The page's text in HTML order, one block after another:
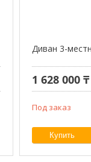
Диван 3-
1 628 000 ₸
Под заказ
Купить